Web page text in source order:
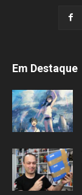
Em Destaque